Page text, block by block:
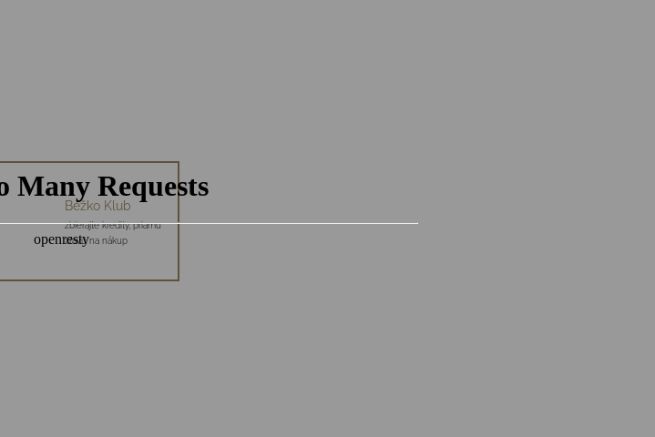
Bežko Klub
zbierajte kredity, priamu
zľavu na nákup